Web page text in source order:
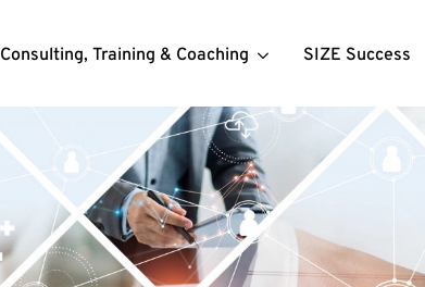
Consulting, Training & Coaching SIZE Success